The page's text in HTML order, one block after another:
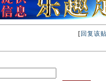
[ 回复该